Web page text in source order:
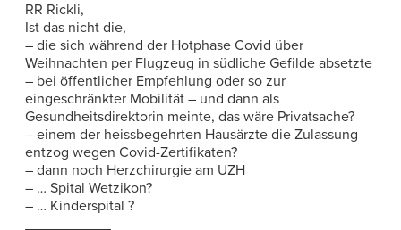
RR Rickli,
Ist das nicht die,
– die sich während der Hotphase Covid über
Weihnachten per Flugzeug in südliche Gefilde absetzte
– bei öffentlicher Empfehlung oder so zur
eingeschränkter Mobilität – und dann als
Gesundheitsdirektorin meinte, das wäre Privatsache?
– einem der heissbegehrten Hausärzte die Zulassung
entzog wegen Covid-Zertifikaten?
– dann noch Herzchirurgie am UZH
– … Spital Wetzikon?
– … Kinderspital ?